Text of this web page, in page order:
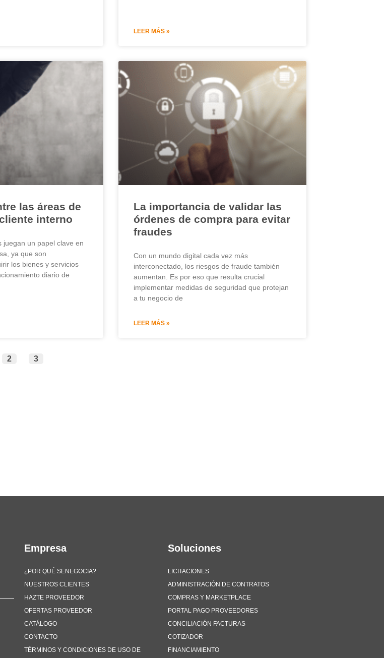
LEER MÁS »
las áreas de
interno
juegan un papel clave en
ya que son
los bienes y servicios
diario de
La importancia de validar las
órdenes de compra para evitar
fraudes
Con un mundo digital cada vez más
interconectado, los riesgos de fraude también
aumentan. Es por eso que resulta crucial
implementar medidas de seguridad que protejan
a tu negocio de
LEER MÁS »
2 3
Empresa
¿POR QUÉ SENEGOCIA?
NUESTROS CLIENTES
HAZTE PROVEEDOR
OFERTAS PROVEEDOR
CATÁLOGO
CONTACTO
TÉRMINOS Y CONDICIONES DE USO DE
Soluciones
LICITACIONES
ADMINISTRACIÓN DE CONTRATOS
COMPRAS Y MARKETPLACE
PORTAL PAGO PROVEEDORES
CONCILIACIÓN FACTURAS
COTIZADOR
FINANCIAMIENTO